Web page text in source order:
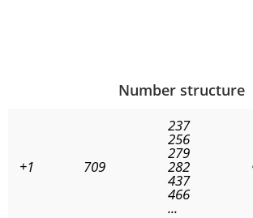
Number structure
+1 709
237
256
279
282
437
466
...